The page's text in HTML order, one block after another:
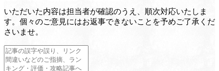
いただいた内容は担当者が確認のうえ、順次対応いたしま
す。個々のご意見にはお返事できないことを予めご了承くだ
さいませ。